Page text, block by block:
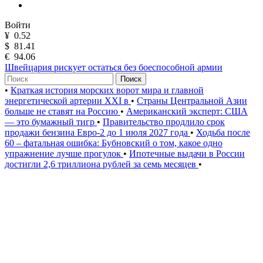
Войти
¥ 0.52
$ 81.41
€ 94.06
Швейцария рискует остаться без боеспособной армии
Поиск
• Краткая история морских ворот мира и главной
энергетической артерии XXI в • Страны Центральной Азии
больше не ставят на Россию • Американский эксперт: США
— это бумажный тигр • Правительство продлило срок
продажи бензина Евро-2 до 1 июля 2027 года • Ходьба после
60 – фатальная ошибка: Бубновский о том, какое одно
упражнение лучше прогулок • Ипотечные выдачи в России
достигли 2,6 триллиона рублей за семь месяцев •